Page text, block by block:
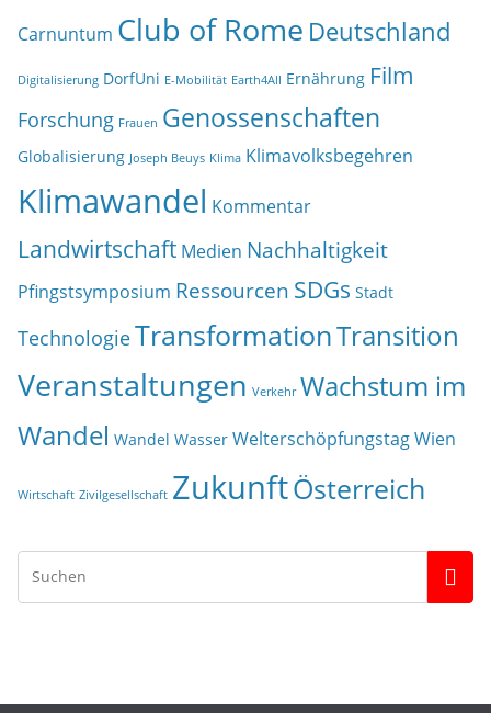
Carnuntum Club of Rome Deutschland
Digitalisierung DorfUni E-Mobilität Earth4All Ernährung Film
Forschung Frauen Genossenschaften
Globalisierung Joseph Beuys Klima Klimavolksbegehren
Klimawandel Kommentar
Landwirtschaft Medien Nachhaltigkeit
Pfingstsymposium Ressourcen SDGs Stadt
TechnologieTransformationTransition
Veranstaltungen Verkehr Wachstum im
Wandel Wandel Wasser WelterschöpfungstagWien
Wirtschaft Zivilgesellschaft ZukunftÖsterreich